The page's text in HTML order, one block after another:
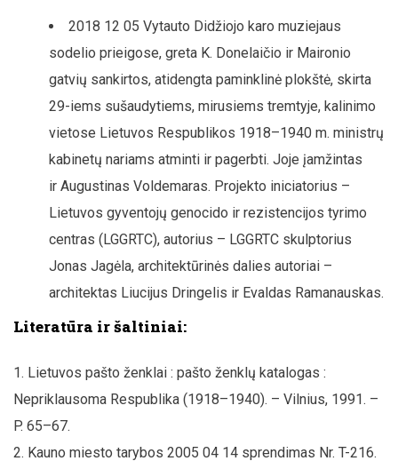
2018 12 05 Vytauto Didžiojo karo muziejaus
sodelio prieigose, greta K. Donelaičio ir Maironio
gatvių sankirtos, atidengta paminklinė plokštė, skirta
29-iems sušaudytiems, mirusiems tremtyje, kalinimo
vietose Lietuvos Respublikos 1918–1940 m. ministrų
kabinetų nariams atminti ir pagerbti. Joje įamžintas
ir Augustinas Voldemaras. Projekto iniciatorius –
Lietuvos gyventojų genocido ir rezistencijos tyrimo
centras (LGGRTC), autorius – LGGRTC skulptorius
Jonas Jagėla, architektūrinės dalies autoriai –
architektas Liucijus Dringelis ir Evaldas Ramanauskas.
Literatūra ir šaltiniai:
Lietuvos pašto ženklai : pašto ženklų katalogas :
Nepriklausoma Respublika (1918–1940). – Vilnius, 1991. –
P. 65–67.
Kauno miesto tarybos 2005 04 14 sprendimas Nr. T-216.